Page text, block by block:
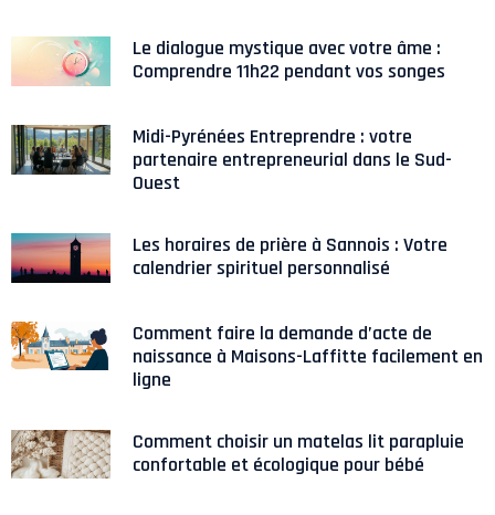
Le dialogue mystique avec votre âme :
Comprendre 11h22 pendant vos songes
Midi-Pyrénées Entreprendre : votre
partenaire entrepreneurial dans le Sud-
Ouest
Les horaires de prière à Sannois : Votre
calendrier spirituel personnalisé
Comment faire la demande d’acte de
naissance à Maisons-Laffitte facilement en
ligne
Comment choisir un matelas lit parapluie
confortable et écologique pour bébé